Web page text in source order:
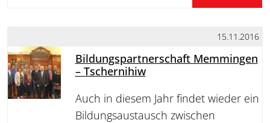
15.11.2016
Bildungspartnerschaft Memmingen
– Tschernihiw
Auch in diesem Jahr findet wieder ein
Bildungsaustausch zwischen